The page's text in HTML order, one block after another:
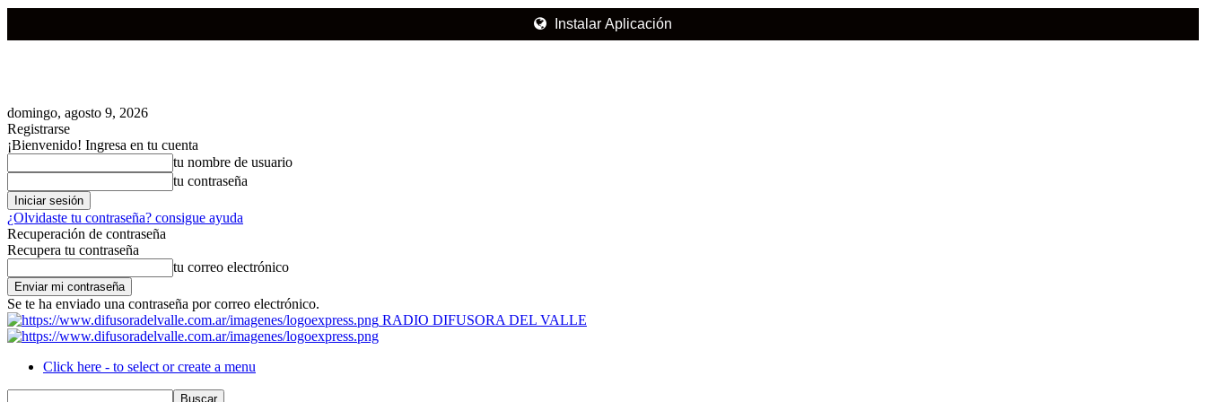
Instalar Aplicación
domingo, agosto 9, 2026
Registrarse
¡Bienvenido! Ingresa en tu cuenta
tu nombre de usuario
tu contraseña
¿Olvidaste tu contraseña? consigue ayuda
Recuperación de contraseña
Recupera tu contraseña
tu correo electrónico
Se te ha enviado una contraseña por correo electrónico.
RADIO DIFUSORA DEL VALLE
Click here - to select or create a menu